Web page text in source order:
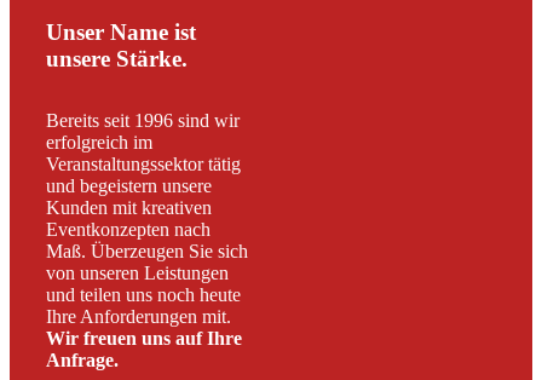
Unser Name ist
unsere Stärke.
Bereits seit 1996 sind wir
erfolgreich im
Veranstaltungssektor tätig
und begeistern unsere
Kunden mit kreativen
Eventkonzepten nach
Maß. Überzeugen Sie sich
von unseren Leistungen
und teilen uns noch heute
Ihre Anforderungen mit.
Wir freuen uns auf Ihre
Anfrage.